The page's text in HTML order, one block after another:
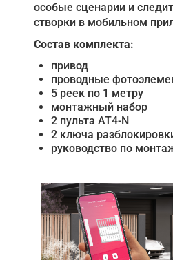
особые сценарии и
створки в мобильном
Состав комплекта:
привод
проводные
5 реек по 1 метру
монтажный набор
2 пульта AT4-N
2 ключа
руководство по